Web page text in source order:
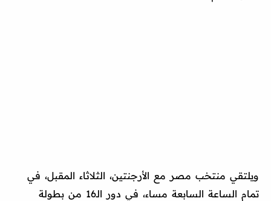
ويلتقي منتخب مصر مع الأرجنتين، الثلاثاء المقبل، في
تمام الساعة السابعة مساء، في دور الـ16 من بطولة